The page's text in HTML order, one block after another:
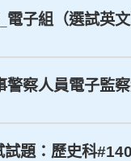
子組（選試英
察人員電子監
題：歷史科